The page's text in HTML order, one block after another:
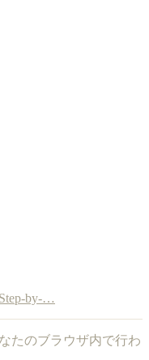
by-…
たのブラウザ内で行わ